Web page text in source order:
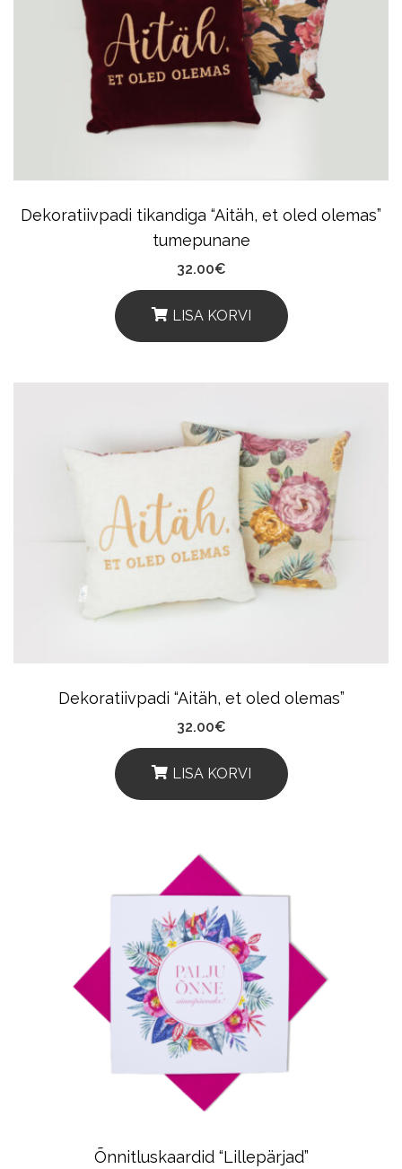
Dekoratiivpadi tikandiga “Aitäh, et oled olemas”
tumepunane
32.00€
LISA KORVI
Dekoratiivpadi “Aitäh, et oled olemas”
32.00€
LISA KORVI
Õnnitluskaardid “Lillepärjad”